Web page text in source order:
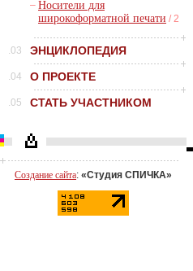
– Носители для
широкоформатной печати / 2
.03 ЭНЦИКЛОПЕДИЯ
.04 О ПРОЕКТЕ
.05 СТАТЬ УЧАСТНИКОМ
Создание сайта: «Студия СПИЧКА»